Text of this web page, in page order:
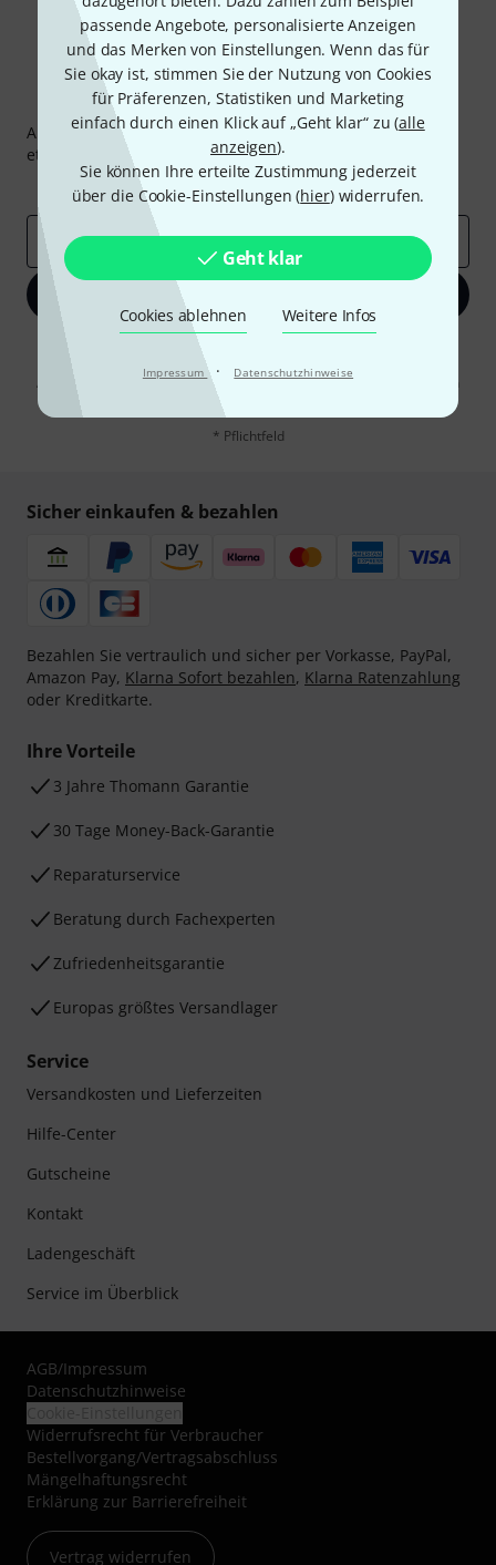
passende Angebote, personalisierte Anzeigen
und das Merken von Einstellungen. Wenn das für
Sie okay ist, stimmen Sie der Nutzung von Cookies
für Präferenzen, Statistiken und Marketing
einfach durch einen Klick auf „Geht klar“ zu (alle
anzeigen).
Sie können Ihre erteilte Zustimmung jederzeit
über die Cookie-Einstellungen (hier) widerrufen.
Geht klar
Cookies ablehnen Weitere Infos
Impressum · Datenschutzhinweise
Thomann Newsletter
Abonniere den Thomann Newsletter und gewinne mit
etwas Glück einen von
50 Gutscheinen
Inspirierende Beiträge
Deals Thomann Insights
E-Mail-Adresse*
Mit Klick auf „Jetzt anmelden“ stimmen Sie dem Erhalt von E-Mail-
Werbung und einer Messung des E-Mail-Nutzungsverhaltens zu. Die
Abmeldung ist jederzeit möglich. Weitere Informationen finden Sie in
Datenschutzhinweisen
* Pflichtfeld
Sicher einkaufen & bezahlen
Bezahlen Sie vertraulich und sicher per Vorkasse, PayPal,
Amazon Pay, Klarna Sofort bezahlen, Klarna Ratenzahlung
oder Kreditkarte.
Ihre Vorteile
3 Jahre Thomann Garantie
30 Tage Money-Back-Garantie
Reparaturservice
Beratung durch Fachexperten
Zufriedenheitsgarantie
Europas größtes Versandlager
Service
Versandkosten und Lieferzeiten
Hilfe-Center
Gutscheine
Kontakt
Ladengeschäft
Service im Überblick
AGB/Impressum
Datenschutzhinweise
Widerrufsrecht für Verbraucher
Bestellvorgang/Vertragsabschluss
Mängelhaftungsrecht
Erklärung zur Barrierefreiheit
Vertrag widerrufen